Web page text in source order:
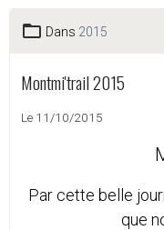
Dans 2015
Montmi'trail 2015
Le 11/10/2015
Par cette belle
que